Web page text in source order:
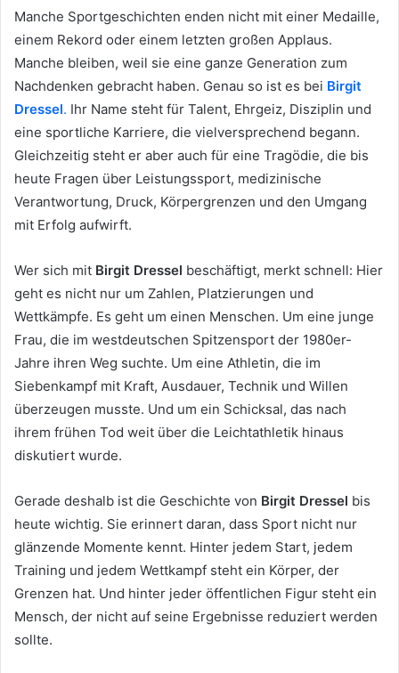
Manche Sportgeschichten enden nicht mit einer Medaille,
einem Rekord oder einem letzten großen Applaus.
Manche bleiben, weil sie eine ganze Generation zum
Nachdenken gebracht haben. Genau so ist es bei Birgit
Dressel. Ihr Name steht für Talent, Ehrgeiz, Disziplin und
eine sportliche Karriere, die vielversprechend begann.
Gleichzeitig steht er aber auch für eine Tragödie, die bis
heute Fragen über Leistungssport, medizinische
Verantwortung, Druck, Körpergrenzen und den Umgang
mit Erfolg aufwirft.
Wer sich mit Birgit Dressel beschäftigt, merkt schnell: Hier
geht es nicht nur um Zahlen, Platzierungen und
Wettkämpfe. Es geht um einen Menschen. Um eine junge
Frau, die im westdeutschen Spitzensport der 1980er-
Jahre ihren Weg suchte. Um eine Athletin, die im
Siebenkampf mit Kraft, Ausdauer, Technik und Willen
überzeugen musste. Und um ein Schicksal, das nach
ihrem frühen Tod weit über die Leichtathletik hinaus
diskutiert wurde.
Gerade deshalb ist die Geschichte von Birgit Dressel bis
heute wichtig. Sie erinnert daran, dass Sport nicht nur
glänzende Momente kennt. Hinter jedem Start, jedem
Training und jedem Wettkampf steht ein Körper, der
Grenzen hat. Und hinter jeder öffentlichen Figur steht ein
Mensch, der nicht auf seine Ergebnisse reduziert werden
sollte.